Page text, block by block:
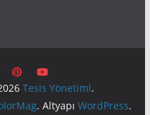
Tesis Yönetimi.
. Altyapı WordPress.